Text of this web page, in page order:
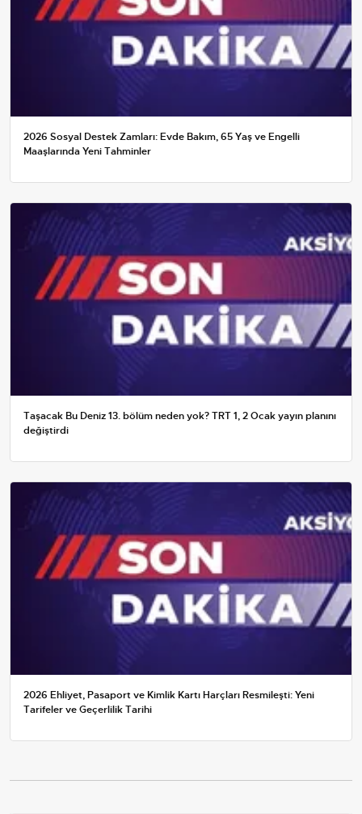
2026 Sosyal Destek Zamları: Evde Bakım, 65 Yaş ve Engelli
Maaşlarında Yeni Tahminler
Taşacak Bu Deniz 13. bölüm neden yok? TRT 1, 2 Ocak yayın planını
değiştirdi
2026 Ehliyet, Pasaport ve Kimlik Kartı Harçları Resmileşti: Yeni
Tarifeler ve Geçerlilik Tarihi